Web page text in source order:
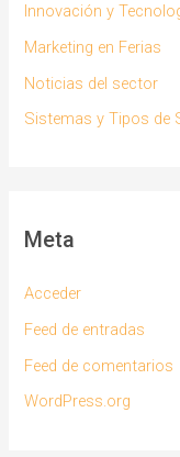
Innovación y
Marketing en Ferias
Noticias del sector
Sistemas y Tipos de
Meta
Acceder
Feed de entradas
Feed de comentarios
WordPress.org